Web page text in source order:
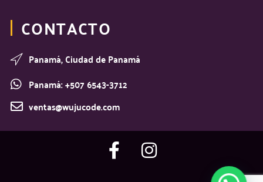
CONTACTO
Panamá, Ciudad de Panamá
Panamá: +507 6543-3712
ventas@wujucode.com